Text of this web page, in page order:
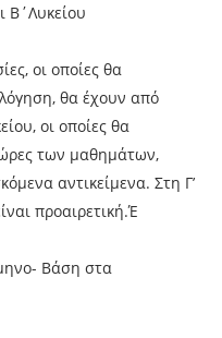
Β΄Λυκείου
οι οποίες θα
θα έχουν από
οι οποίες θα
ώρες των μαθημάτων,
αντικείμενα. Στη Γ’
προαιρετική.Έ
Βάση στα